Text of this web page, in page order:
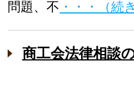
問題、不 ・・・（続
商工会法律相談